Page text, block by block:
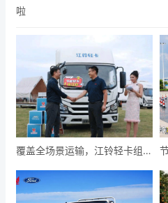
啦
覆盖全场景运输，江铃轻卡组合